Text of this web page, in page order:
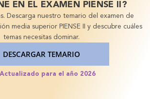
EN EL EXAMEN PIENSE II?
Descarga nuestro temario del examen de
media superior PIENSE II y descubre cuáles
temas necesitas dominar.
DESCARGAR TEMARIO
para el año 2026